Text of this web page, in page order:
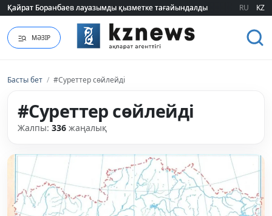
Қайрат Боранбаев лауазымды қызметке тағайындалды
Қайрат Боранбаев лауазымды қызметке тағайындалды RU KZ
МӘЗІР
Басты бет / #Суреттер сөйлейді
#Суреттер сөйлейді
Жалпы: 336 жаңалық